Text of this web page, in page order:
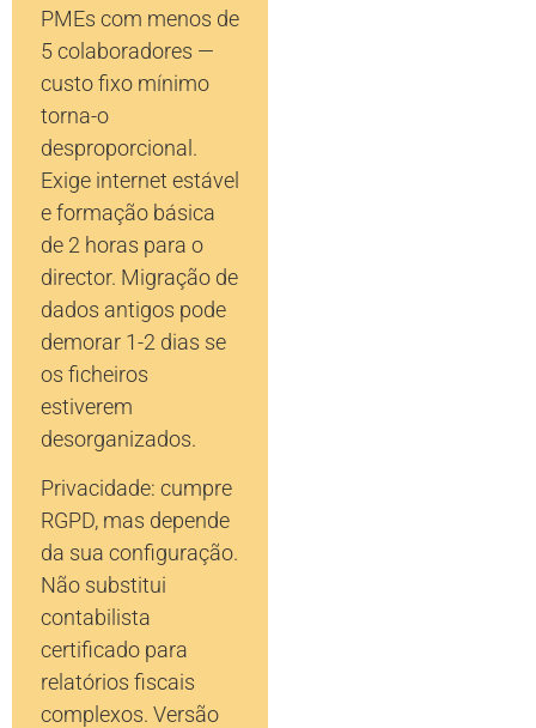
PMEs com menos de
5 colaboradores —
custo fixo mínimo
torna-o
desproporcional.
Exige internet estável
e formação básica
de 2 horas para o
director. Migração de
dados antigos pode
demorar 1-2 dias se
os ficheiros
estiverem
desorganizados.
Privacidade: cumpre
RGPD, mas depende
da sua configuração.
Não substitui
contabilista
certificado para
relatórios fiscais
complexos. Versão